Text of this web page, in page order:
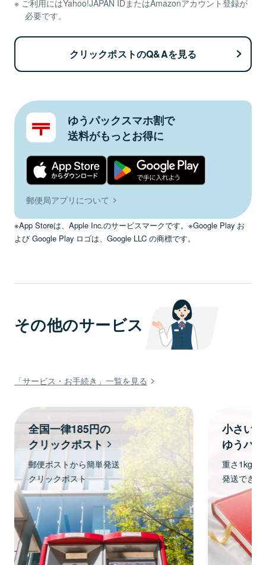
ご利用にはYahoo!JAPAN IDまたはAmazonアカウント登録が
必要です。
クリックポストのQ&Aを見る
ゆうパックスマホ割で
送料がもっとお得に
郵便局アプリについて
※App Storeは、Apple Inc.のサービスマークです。※Google Play お
よび Google Play ロゴは、Google LLC の商標です。
その他のサービス
「サービス・お手続き」一覧を見る
全国一律185円の
クリックポスト
郵便ポストから簡単発送
クリックポスト
小さい
ゆうパ
重さ1kg、
発送でき